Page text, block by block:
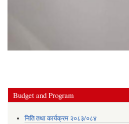
Budget and Program
निति तथा कार्यक्रम २०८३/०८४